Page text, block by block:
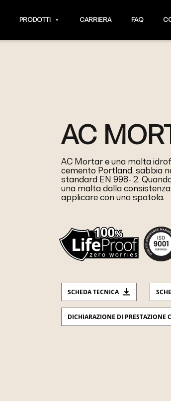
PRODOTTI CARRIERA FAQ
AC
AC Mortar e una malta
cemento Portland, sabbia
standard EN 998- 2.
una malta dalla
applicare con una spatola.
SCHEDA TECNICA
DICHIARAZIONE DI PRESTAZIONE